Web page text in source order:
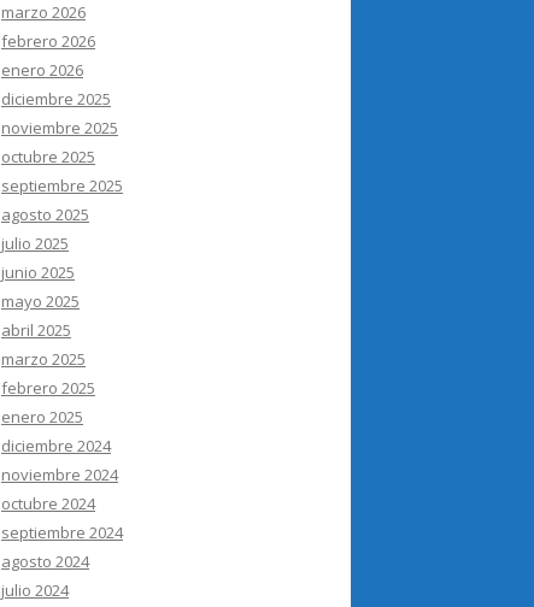
marzo 2026
febrero 2026
enero 2026
diciembre 2025
noviembre 2025
octubre 2025
septiembre 2025
agosto 2025
julio 2025
junio 2025
mayo 2025
abril 2025
marzo 2025
febrero 2025
enero 2025
diciembre 2024
noviembre 2024
octubre 2024
septiembre 2024
agosto 2024
julio 2024